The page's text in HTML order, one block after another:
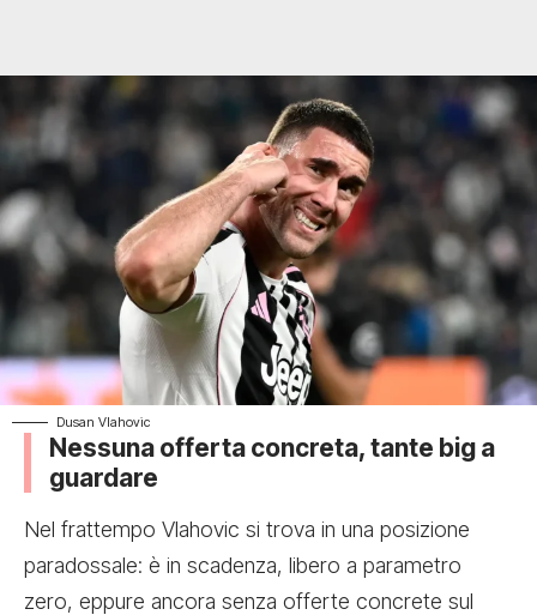
Dusan Vlahovic
Nessuna offerta concreta, tante big a
guardare
Nel frattempo Vlahovic si trova in una posizione
paradossale: è in scadenza, libero a parametro
zero, eppure ancora senza offerte concrete sul